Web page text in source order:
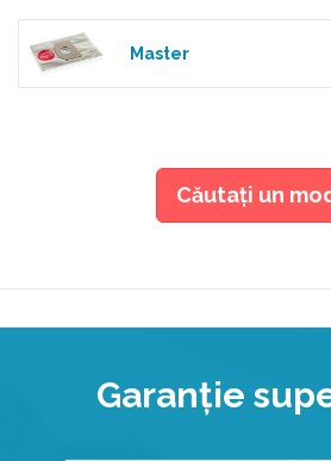
Master
Căutaţi un
Garanţie